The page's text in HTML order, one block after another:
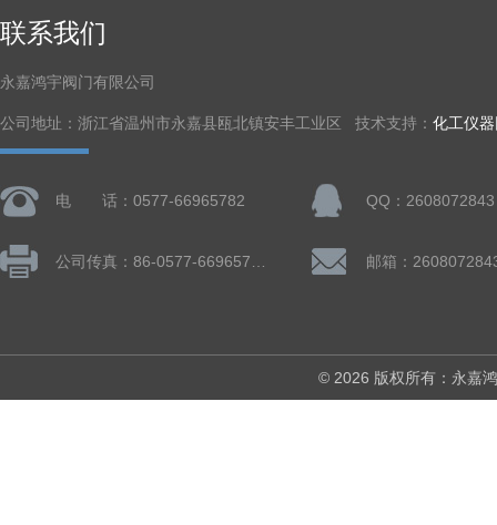
联系我们
永嘉鸿宇阀门有限公司
公司地址：浙江省温州市永嘉县瓯北镇安丰工业区 技术支持： 化工仪
电 话：0577-66965782 QQ：2608072843
邮箱：
© 2026 版权所有：永嘉